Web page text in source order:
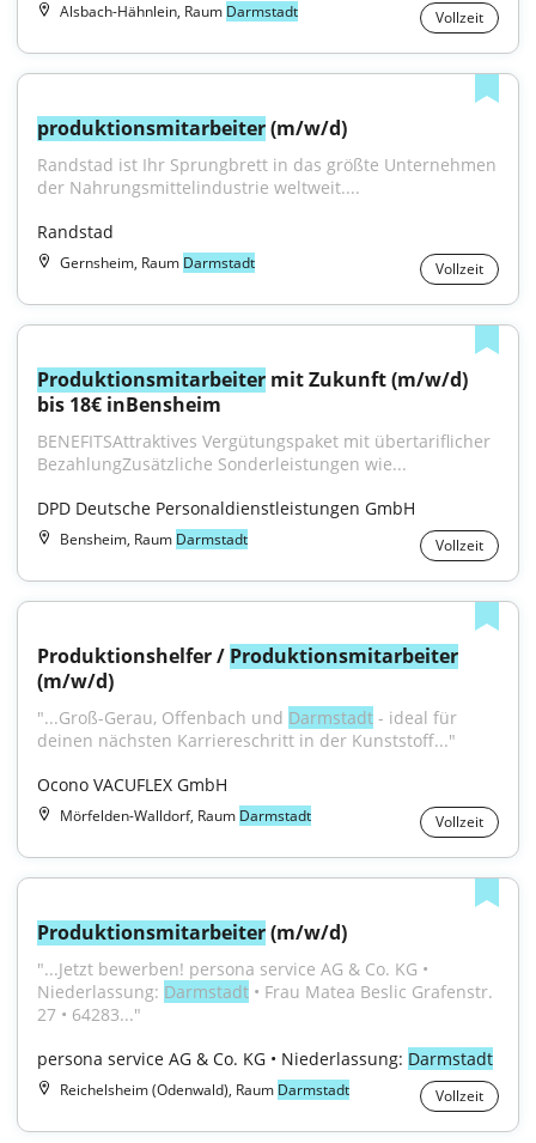
Alsbach-Hähnlein, Raum Darmstadt Vollzeit
produktionsmitarbeiter (m/w/d)
Randstad ist Ihr Sprungbrett in das größte Unternehmen
der Nahrungsmittelindustrie weltweit....
Randstad
Gernsheim, Raum Darmstadt Vollzeit
Produktionsmitarbeiter mit Zukunft (m/w/d)
bis 18€ inBensheim
BENEFITSAttraktives Vergütungspaket mit übertariflicher
BezahlungZusätzliche Sonderleistungen wie...
DPD Deutsche Personaldienstleistungen GmbH
Bensheim, Raum Darmstadt Vollzeit
Produktionshelfer / Produktionsmitarbeiter
(m/w/d)
"...Groß-Gerau, Offenbach und Darmstadt - ideal für
deinen nächsten Karriereschritt in der Kunststoff..."
Ocono VACUFLEX GmbH
Mörfelden-Walldorf, Raum Darmstadt Vollzeit
Produktionsmitarbeiter (m/w/d)
"...Jetzt bewerben! persona service AG & Co. KG •
Niederlassung: Darmstadt • Frau Matea Beslic Grafenstr.
27 • 64283..."
persona service AG & Co. KG • Niederlassung: Darmstadt
Reichelsheim (Odenwald), Raum Darmstadt Vollzeit